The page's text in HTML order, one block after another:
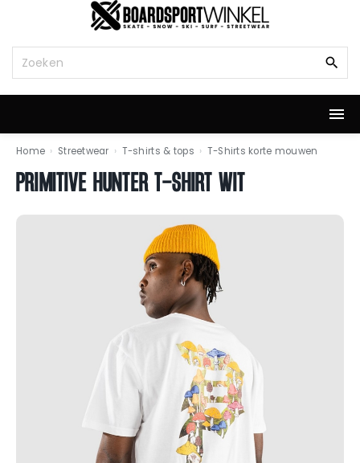
r
e
k
a
Home › Streetwear › T-shirts & tops › T-Shirts korte mouwen
PRIMITIVE HUNTER T-SHIRT WIT